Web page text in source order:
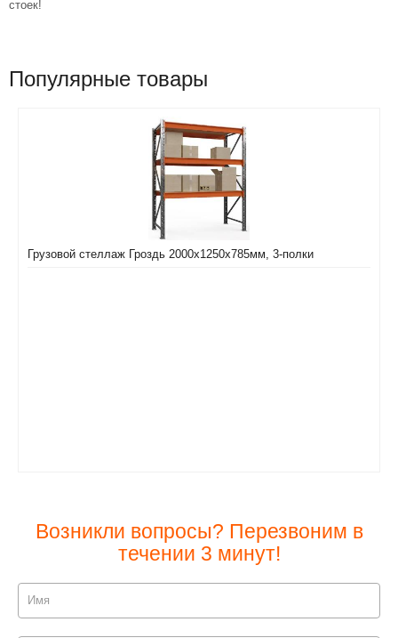
стоек!
Популярные товары
Грузовой стеллаж Гроздь 2000х1250х785мм, 3-полки
Возникли вопросы? Перезвоним в
течении 3 минут!